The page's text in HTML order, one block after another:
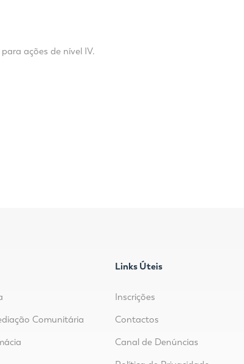
ações de nível IV.
Comunitária
Links Úteis
Inscrições
Contactos
Canal de Denúncias